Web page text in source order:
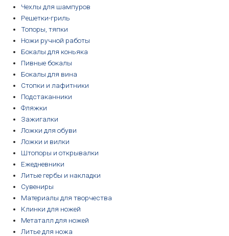
Чехлы для шампуров
Решетки-гриль
Топоры, тяпки
Ножи ручной работы
Бокалы для коньяка
Пивные бокалы
Бокалы для вина
Стопки и лафитники
Подстаканники
Фляжки
Зажигалки
Ложки для обуви
Ложки и вилки
Штопоры и открывалки
Ежедневники
Литые гербы и накладки
Сувениры
Материалы для творчества
Клинки для ножей
Метаталл для ножей
Литье для ножа